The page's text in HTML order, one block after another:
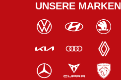
UNSERE MARKEN